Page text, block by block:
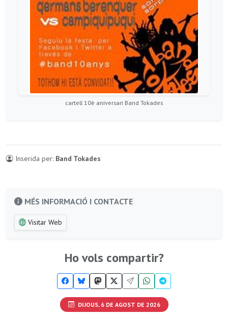
cartell 10è aniversari Band Tokades
Inserida per: Band Tokades
MÉS INFORMACIÓ I CONTACTE
Visitar Web
Ho vols compartir?
DIJOUS, 6 DE AGOST DE 2026